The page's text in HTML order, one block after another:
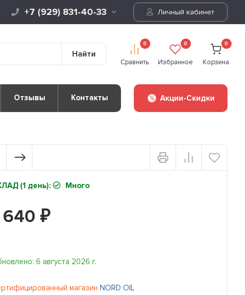
+7 (929) 831-40-33 Личный кабинет
Найти
0
Сравнить
0
Избранное
0
Корзина
Отзывы Контакты Акции-Скидки
(1 день): Много
640 ₽
6 августа 2026 г.
магазин NORD OIL